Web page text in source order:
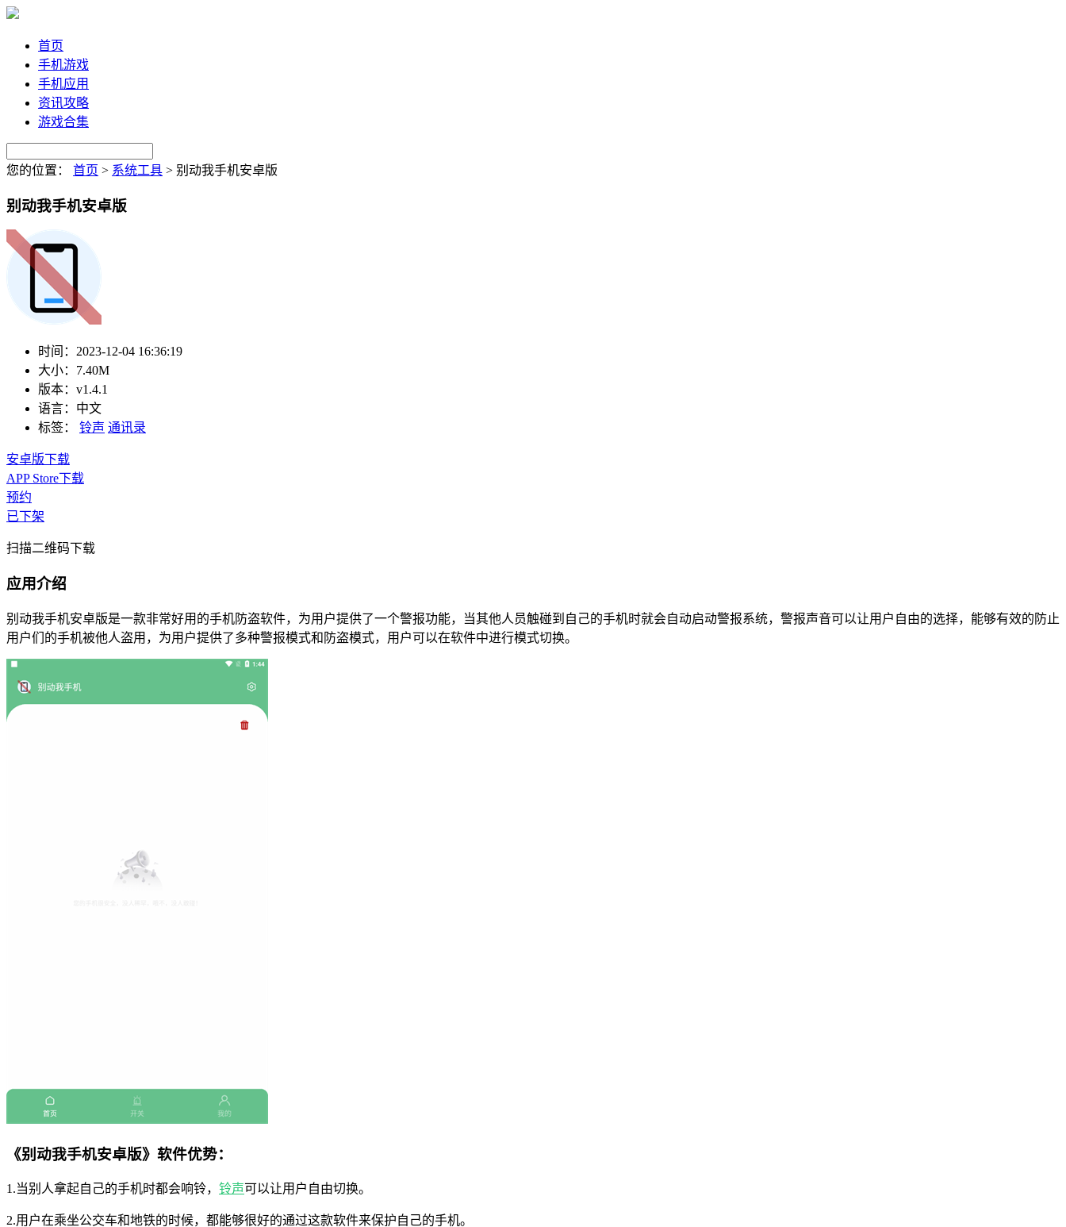
首页
手机游戏
手机应用
资讯攻略
游戏合集
您的位置： 首页 > 系统工具 > 别动我手机安卓版
别动我手机安卓版
时间： 2023-12-04 16:36:19
大小： 7.40M
版本： v1.4.1
语言： 中文
标签：
铃声 通讯录
安卓版下载
APP Store下载
预约
已下架
扫描二维码下载
应用介绍
别动我手机安卓版是一款非常好用的手机防盗软件，为用户提供了一个警报功能，当其他人员触碰到自己的手机时就会自动启动警报系统，警报声音可以让用户自由的选择，能够有效的防止
用户们的手机被他人盗用，为用户提供了多种警报模式和防盗模式，用户可以在软件中进行模式切换。
《别动我手机安卓版》软件优势：
1.当别人拿起自己的手机时都会响铃， 铃声可以让用户自由切换。
2.用户在乘坐公交车和地铁的时候，都能够很好的通过这款软件来保护自己的手机。